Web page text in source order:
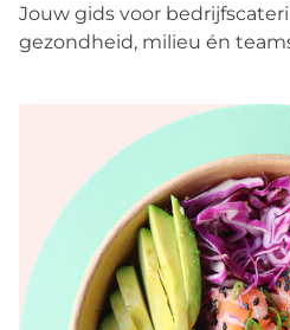
Jouw gids voor
gezondheid, milieu én